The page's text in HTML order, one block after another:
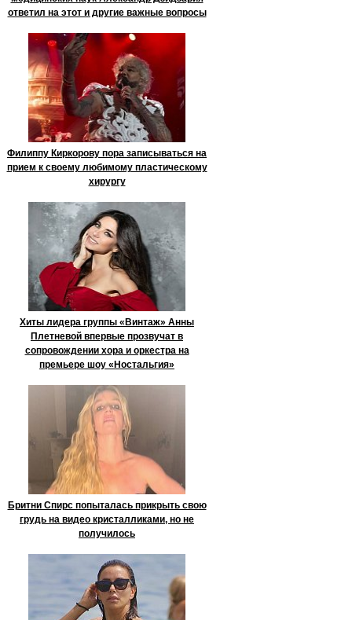
ответил на этот и другие важные вопросы
Филиппу Киркорову пора записываться на
прием к своему любимому пластическому
хирургу
Хиты лидера группы «Винтаж» Анны
Плетневой впервые прозвучат в
сопровождении хора и оркестра на
премьере шоу «Ностальгия»
Бритни Спирс попыталась прикрыть свою
грудь на видео кристалликами, но не
получилось